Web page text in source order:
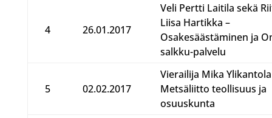
4 26.01.2017
Veli Pertti Laitila sekä
Liisa Hartikka –
Osakesäästäminen ja
salkku-palvelu
5 02.02.2017
Vierailija Mika
Metsäliitto teollisuus ja
osuuskunta